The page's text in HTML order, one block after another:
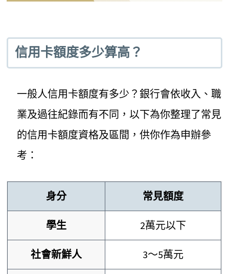
信用卡額度多少算高？
一般人信用卡額度有多少？銀行會依收入、職
業及過往紀錄而有不同，以下為你整理了常見
的信用卡額度資格及區間，供你作為申辦參
考：
身分 常見額度
學生 2萬元以下
社會新鮮人 3～5萬元